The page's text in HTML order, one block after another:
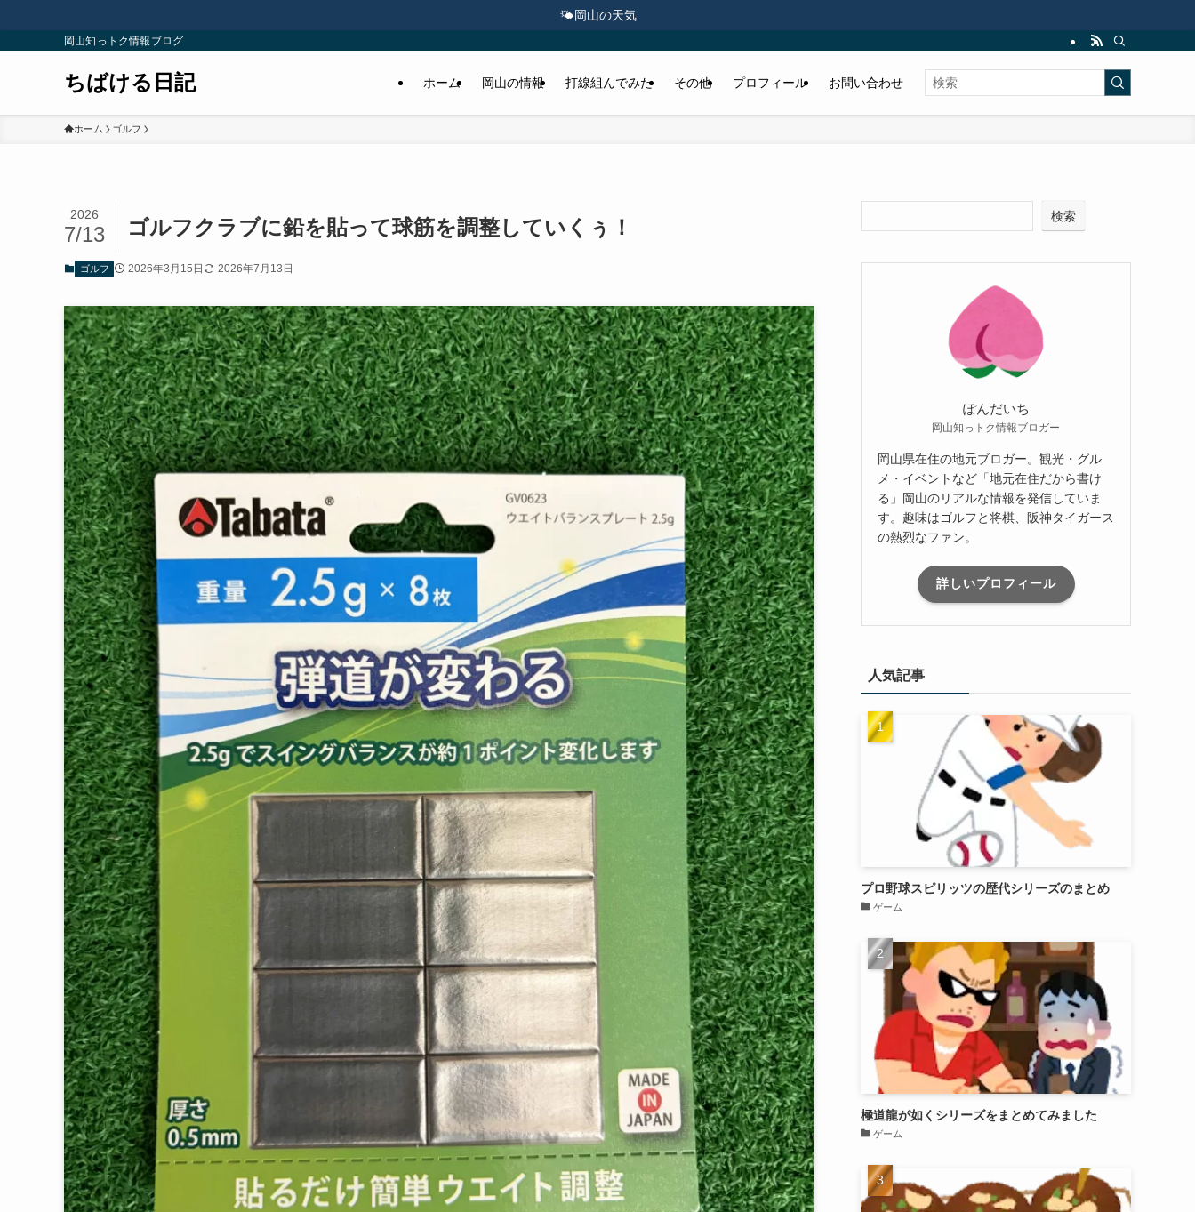
🌤️岡山の天気
岡山知っトク情報ブログ
ちばける日記 ホーム 岡山の情報 打線組んでみた その他 プロフィール お問い合わせ
ホーム ゴルフ
ゴルフクラブに鉛を貼って球筋を調整していくぅ！
2026
7/13
ゴルフ 2026年3月15日 2026年7月13日
検索
ぽんだいち
岡山知っトク情報ブロガー
岡山県在住の地元ブロガー。観光・グル
メ・イベントなど「地元在住だから書け
る」岡山のリアルな情報を発信していま
す。趣味はゴルフと将棋、阪神タイガース
の熱烈なファン。
詳しいプロフィール
人気記事
プロ野球スピリッツの歴代シリーズのまとめ
ゲーム
極道龍が如くシリーズをまとめてみました
ゲーム